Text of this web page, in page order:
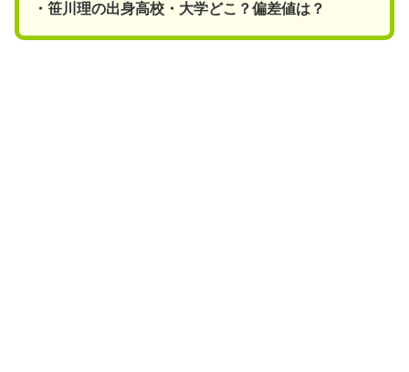
・笹川理の出身高校・大学どこ？偏差値は？